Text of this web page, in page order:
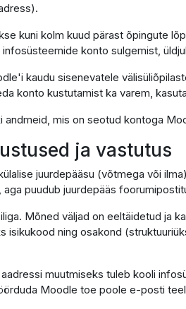
kuni kolm kuud pärast õpingute
konto sulgemist,
kaudu sisenevatele
konto kustutamist ka varem,
andmeid, mis on seotud kontoga
ja vastutus
juurdepääsu (võtmega või
puudub juurdepääs
Mõned väljad on eeltäidetud ja
ning osakond
muutmiseks tuleb kooli
Moodle toe poole e-posti